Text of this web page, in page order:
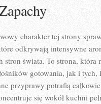
charakter tej strony
odkrywają intensywne
stron świata. To strona, która
gotowania, jak i
przyprawy potrafią
się wokół kuchni